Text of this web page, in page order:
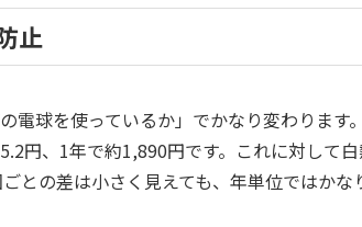
止
電球を使っているか」でかなり変わります
円、1年で約1,890円です。これに対して
との差は小さく見えても、年単位ではかな